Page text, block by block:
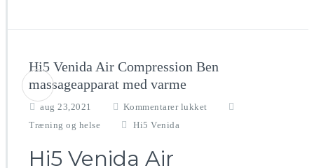
Hi5 Venida Air Compression Ben
massageapparat med varme
aug 23,2021 Kommentarer lukket
Træning og helse Hi5 Venida
Hi5 Venida Air